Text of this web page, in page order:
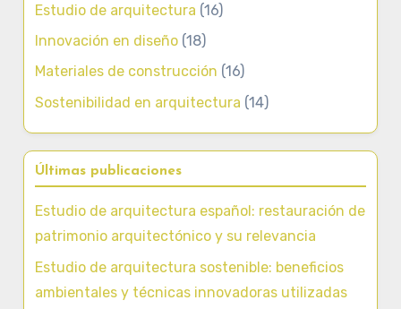
Estudio de arquitectura (16)
Innovación en diseño (18)
Materiales de construcción (16)
Sostenibilidad en arquitectura (14)
Últimas publicaciones
Estudio de arquitectura español: restauración de
patrimonio arquitectónico y su relevancia
Estudio de arquitectura sostenible: beneficios
ambientales y técnicas innovadoras utilizadas